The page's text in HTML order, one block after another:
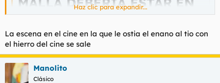
EL BANQUILLO DE LA HAYA
Frank, déjate de mariposas y hostias y pide a la Armada de
Filadelfia. Ellos te darán todas las respuestas y con un poco
de suerte en el futuro te veremos como tripulante de Sea
Quest.
yo me referia a esta
Haz clic para expandir...
La escena en el cine en la que le ostia el enano al tio con
el hierro del cine se sale
Manolito
Clásico